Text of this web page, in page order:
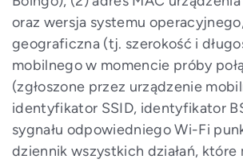
oraz wersja systemu
geograficzna (tj. szerokość i
mobilnego w momencie próby
(zgłoszone przez urządzenie
identyfikator SSID, identyfikator
sygnału odpowiedniego Wi-Fi
dziennik wszystkich działań, które